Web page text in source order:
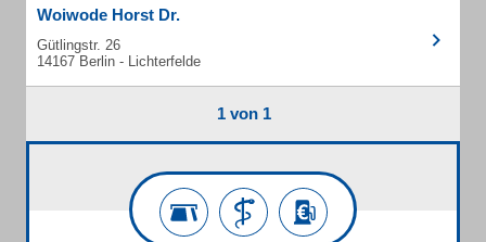
Woiwode Horst Dr.
Gütlingstr. 26
14167 Berlin - Lichterfelde
1 von 1